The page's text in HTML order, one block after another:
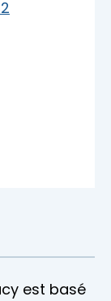
est basé